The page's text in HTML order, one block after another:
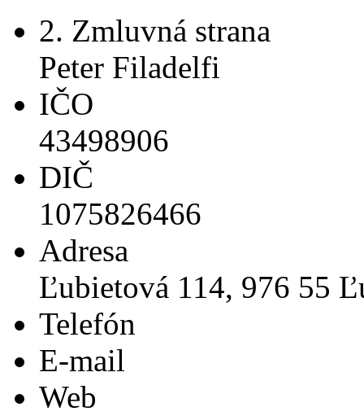
2. Zmluvná strana
Peter Filadelfi
IČO
43498906
DIČ
1075826466
Adresa
Ľubietová 114, 976 55
Telefón
E-mail
Web